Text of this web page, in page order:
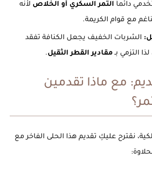
دائماً التمر السكري أو الخلاص لأنه
مع قوام الكريمة.
الشربات الخفيف يجعل الكنافة تفقد
التزمي بـمقادير القطر الثقيل.
مع ماذا تقدمين
نقترح عليكِ تقديم هذا الحلى الفاخر مع